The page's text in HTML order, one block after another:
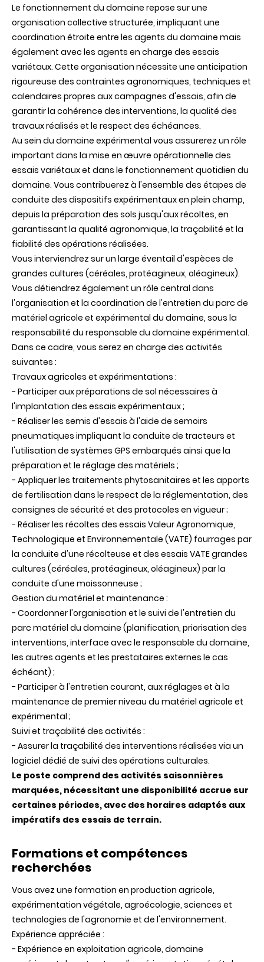
Le fonctionnement du domaine repose sur une
organisation collective structurée, impliquant une
coordination étroite entre les agents du domaine mais
également avec les agents en charge des essais
variétaux. Cette organisation nécessite une anticipation
rigoureuse des contraintes agronomiques, techniques et
calendaires propres aux campagnes d'essais, afin de
garantir la cohérence des interventions, la qualité des
travaux réalisés et le respect des échéances.
Au sein du domaine expérimental vous assurerez un rôle
important dans la mise en œuvre opérationnelle des
essais variétaux et dans le fonctionnement quotidien du
domaine. Vous contribuerez à l'ensemble des étapes de
conduite des dispositifs expérimentaux en plein champ,
depuis la préparation des sols jusqu'aux récoltes, en
garantissant la qualité agronomique, la traçabilité et la
fiabilité des opérations réalisées.
Vous interviendrez sur un large éventail d'espèces de
grandes cultures (céréales, protéagineux, oléagineux).
Vous détiendrez également un rôle central dans
l'organisation et la coordination de l'entretien du parc de
matériel agricole et expérimental du domaine, sous la
responsabilité du responsable du domaine expérimental.
Dans ce cadre, vous serez en charge des activités
suivantes :
Travaux agricoles et expérimentations :
- Participer aux préparations de sol nécessaires à
l'implantation des essais expérimentaux ;
- Réaliser les semis d'essais à l'aide de semoirs
pneumatiques impliquant la conduite de tracteurs et
l'utilisation de systèmes GPS embarqués ainsi que la
préparation et le réglage des matériels ;
- Appliquer les traitements phytosanitaires et les apports
de fertilisation dans le respect de la réglementation, des
consignes de sécurité et des protocoles en vigueur ;
- Réaliser les récoltes des essais Valeur Agronomique,
Technologique et Environnementale (VATE) fourrages par
la conduite d'une récolteuse et des essais VATE grandes
cultures (céréales, protéagineux, oléagineux) par la
conduite d'une moissonneuse ;
Gestion du matériel et maintenance :
- Coordonner l'organisation et le suivi de l'entretien du
parc matériel du domaine (planification, priorisation des
interventions, interface avec le responsable du domaine,
les autres agents et les prestataires externes le cas
échéant) ;
- Participer à l'entretien courant, aux réglages et à la
maintenance de premier niveau du matériel agricole et
expérimental ;
Suivi et traçabilité des activités :
- Assurer la traçabilité des interventions réalisées via un
logiciel dédié de suivi des opérations culturales.
Le poste comprend des activités saisonnières
marquées, nécessitant une disponibilité accrue sur
certaines périodes, avec des horaires adaptés aux
impératifs des essais de terrain.
Formations et compétences
recherchées
Vous avez une formation en production agricole,
expérimentation végétale, agroécologie, sciences et
technologies de l'agronomie et de l'environnement.
Expérience appréciée :
- Expérience en exploitation agricole, domaine